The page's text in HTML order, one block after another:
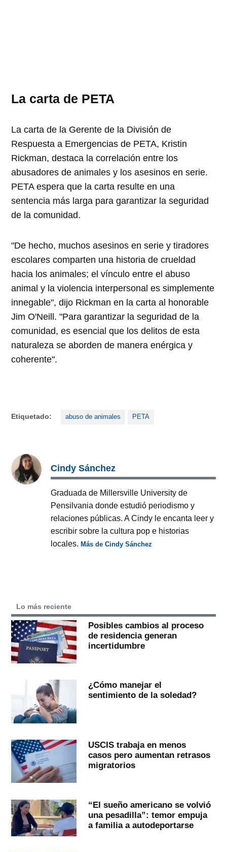
La carta de PETA
La carta de la Gerente de la División de
Respuesta a Emergencias de PETA, Kristin
Rickman, destaca la correlación entre los
abusadores de animales y los asesinos en serie.
PETA espera que la carta resulte en una
sentencia más larga para garantizar la seguridad
de la comunidad.
"De hecho, muchos asesinos en serie y tiradores
escolares comparten una historia de crueldad
hacia los animales; el vínculo entre el abuso
animal y la violencia interpersonal es simplemente
innegable", dijo Rickman en la carta al honorable
Jim O'Neill. "Para garantizar la seguridad de la
comunidad, es esencial que los delitos de esta
naturaleza se aborden de manera enérgica y
coherente".
Etiquetado: abuso de animales PETA
Cindy Sánchez
Graduada de Millersville University de
Pensilvania donde estudió periodismo y
relaciones públicas. A Cindy le encanta leer y
escribir sobre la cultura pop e historias
locales.Más de Cindy Sánchez
Lo más reciente
Posibles cambios al proceso
de residencia generan
incertidumbre
¿Cómo manejar el
sentimiento de la soledad?
USCIS trabaja en menos
casos pero aumentan retrasos
migratorios
“El sueño americano se volvió
una pesadilla”: temor empuja
a familia a autodeportarse